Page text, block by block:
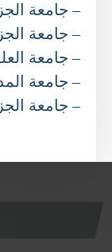
– جامعة الجزائر 3 براهيم
– جامعة الجزائر 1 بن يوسف
– جامعة
– جامعة
– جامعة الجزائر 2 أبو القاسم